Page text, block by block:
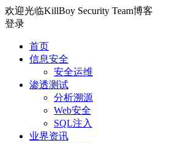
欢迎光临KillBoy Security Team博客
登录
首页
信息安全
安全运维
渗透测试
分析溯源
Web安全
SQL注入
业界资讯